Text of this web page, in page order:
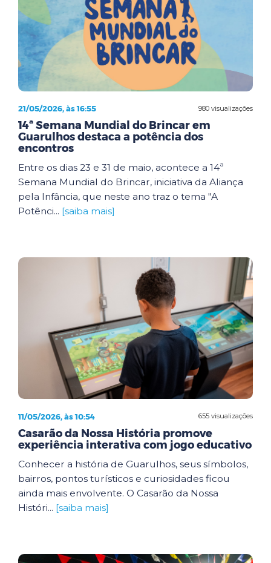
980 visualizações
21/05/2026, às 16:55
14ª Semana Mundial do Brincar em
Guarulhos destaca a potência dos
encontros
Entre os dias 23 e 31 de maio, acontece a 14ª
Semana Mundial do Brincar, iniciativa da Aliança
pela Infância, que neste ano traz o tema "A
Potênci... [saiba mais]
655 visualizações
11/05/2026, às 10:54
Casarão da Nossa História promove
experiência interativa com jogo educativo
Conhecer a história de Guarulhos, seus símbolos,
bairros, pontos turísticos e curiosidades ficou
ainda mais envolvente. O Casarão da Nossa
Históri... [saiba mais]